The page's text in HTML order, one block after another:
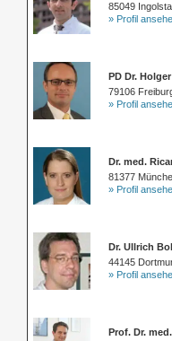
85049
» Profil
PD Dr.
79106
» Profil
Dr. med.
81377
» Profil
Dr. Ullrich
44145
» Profil
Prof. Dr.